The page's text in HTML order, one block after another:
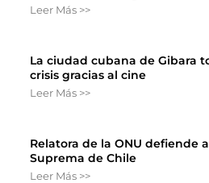
Leer Más >>
La ciudad cubana de Gibara
crisis gracias al cine
Leer Más >>
Relatora de la ONU defiende
Suprema de Chile
Leer Más >>